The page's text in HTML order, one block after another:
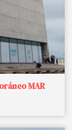
MAR